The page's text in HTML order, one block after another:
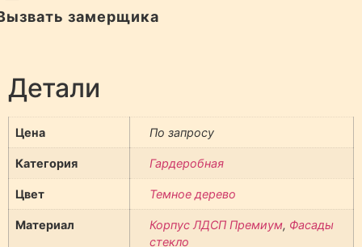
замерщика
Детали
Цена По запросу
Категория Гардеробная
Цвет Темное дерево
Материал Корпус ЛДСП Премиум, Фасады
стекло